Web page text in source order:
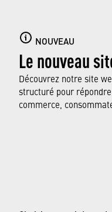
NOUVEAU
Le nouveau
Découvrez notre site
structuré pour
commerce,
Consommateurs